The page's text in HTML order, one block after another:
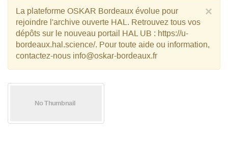
×
La plateforme OSKAR Bordeaux évolue pour
rejoindre l'archive ouverte HAL. Retrouvez tous vos
dépôts sur le nouveau portail HAL UB : https://u-
bordeaux.hal.science/. Pour toute aide ou information,
contactez-nous info@oskar-bordeaux.fr